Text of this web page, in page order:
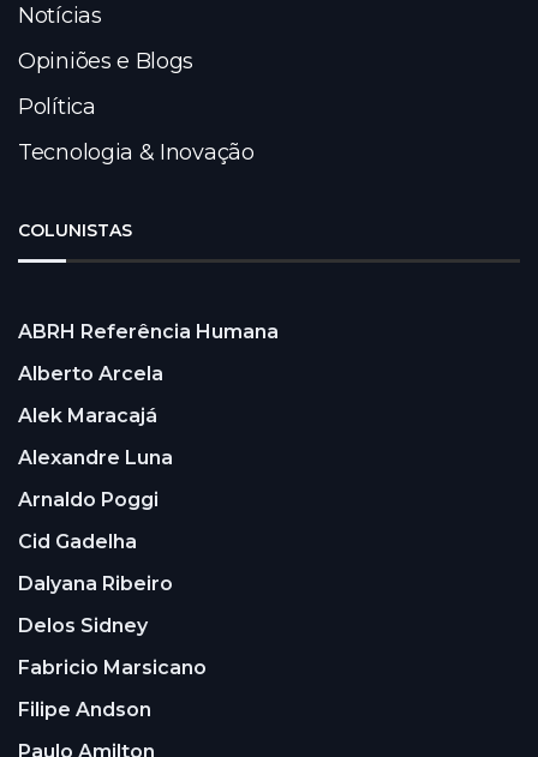
Notícias
Opiniões e Blogs
Política
Tecnologia & Inovação
COLUNISTAS
ABRH Referência Humana
Alberto Arcela
Alek Maracajá
Alexandre Luna
Arnaldo Poggi
Cid Gadelha
Dalyana Ribeiro
Delos Sidney
Fabricio Marsicano
Filipe Andson
Paulo Amilton